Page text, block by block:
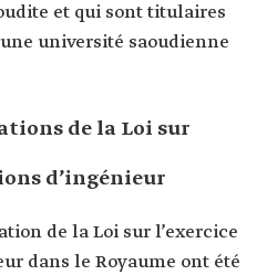
et qui sont titulaires
université saoudienne
de la Loi sur
d’ingénieur
de la Loi sur l’exercice
dans le Royaume ont été